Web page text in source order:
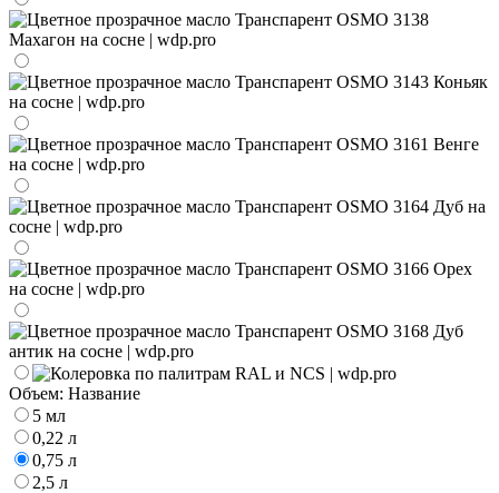
Объем: Название
5 мл
0,22 л
0,75 л
2,5 л